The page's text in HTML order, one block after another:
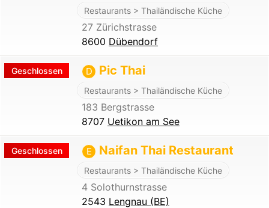
Restaurants > Thailändische Küche
27 Zürichstrasse
8600 Dübendorf
Geschlossen D Pic Thai
Restaurants > Thailändische Küche
183 Bergstrasse
8707 Uetikon am See
Geschlossen E Naifan Thai Restaurant
Restaurants > Thailändische Küche
4 Solothurnstrasse
2543 Lengnau (BE)